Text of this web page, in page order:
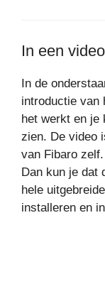
In een
In de
introductie van
het werkt en je
zien. De video
van Fibaro
Dan kun je dat
hele
installeren en